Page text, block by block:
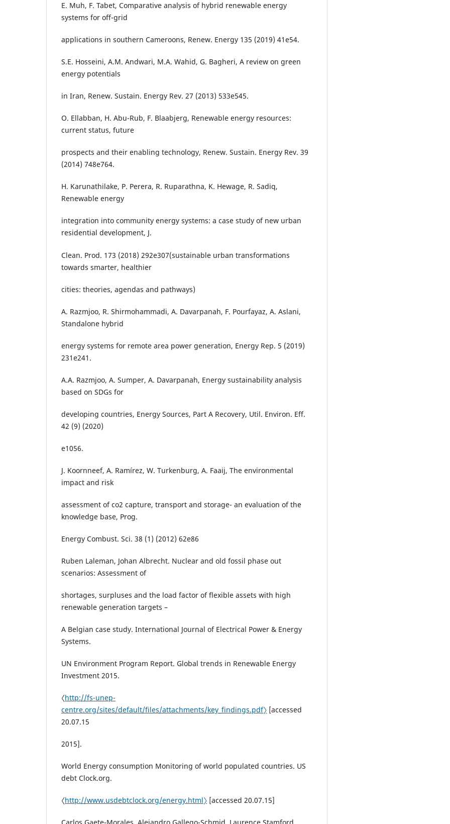
E. Muh, F. Tabet, Comparative analysis of hybrid renewable energy
systems for off-grid
applications in southern Cameroons, Renew. Energy 135 (2019) 41e54.
S.E. Hosseini, A.M. Andwari, M.A. Wahid, G. Bagheri, A review on green
energy potentials
in Iran, Renew. Sustain. Energy Rev. 27 (2013) 533e545.
O. Ellabban, H. Abu-Rub, F. Blaabjerg, Renewable energy resources:
current status, future
prospects and their enabling technology, Renew. Sustain. Energy Rev. 39
(2014) 748e764.
H. Karunathilake, P. Perera, R. Ruparathna, K. Hewage, R. Sadiq,
Renewable energy
integration into community energy systems: a case study of new urban
residential development, J.
Clean. Prod. 173 (2018) 292e307(sustainable urban transformations
towards smarter, healthier
cities: theories, agendas and pathways)
A. Razmjoo, R. Shirmohammadi, A. Davarpanah, F. Pourfayaz, A. Aslani,
Standalone hybrid
energy systems for remote area power generation, Energy Rep. 5 (2019)
231e241.
A.A. Razmjoo, A. Sumper, A. Davarpanah, Energy sustainability analysis
based on SDGs for
developing countries, Energy Sources, Part A Recovery, Util. Environ. Eff.
42 (9) (2020)
e1056.
J. Koornneef, A. Ramírez, W. Turkenburg, A. Faaij, The environmental
impact and risk
assessment of co2 capture, transport and storage- an evaluation of the
knowledge base, Prog.
Energy Combust. Sci. 38 (1) (2012) 62e86
Ruben Laleman, Johan Albrecht. Nuclear and old fossil phase out
scenarios: Assessment of
shortages, surpluses and the load factor of flexible assets with high
renewable generation targets –
A Belgian case study. International Journal of Electrical Power & Energy
Systems.
UN Environment Program Report. Global trends in Renewable Energy
Investment 2015.
〈http://fs-unep-
centre.org/sites/default/files/attachments/key_findings.pdf〉 [accessed
20.07.15
2015].
World Energy consumption Monitoring of world populated countries. US
debt Clock.org.
〈http://www.usdebtclock.org/energy.html〉 [accessed 20.07.15]